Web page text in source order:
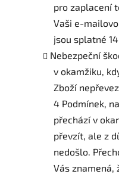
pro zaplacení
Vaši e-
jsou splatné
Nebezpeční
v okamžiku,
Zboží
4 Podmínek,
přechází v
převzít, ale z
nedošlo.
Vás znamená,